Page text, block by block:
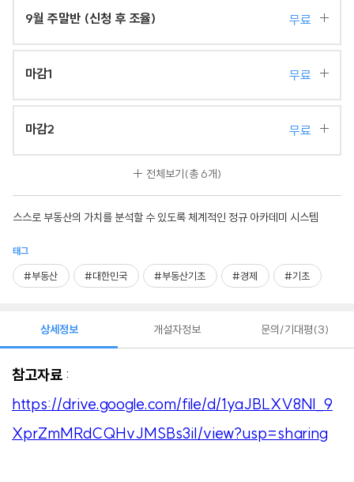
9월 주말반 (신청 후 조율) 무료
마감1 무료
마감2 무료
전체보기(총 6개)
스스로 부동산의 가치를 분석할 수 있도록 체계적인 정규 아카데미 시스템
태그
#부동산 #대한민국 #부동산기초 #경제 #기초
상세정보
참고자료 :
https://drive.google.com/file/d/1yaJBLXV8Nl_9
XprZmMRdCQHvJMSBs3iI/view?usp=sharing
개설자정보 문의/기대평 3